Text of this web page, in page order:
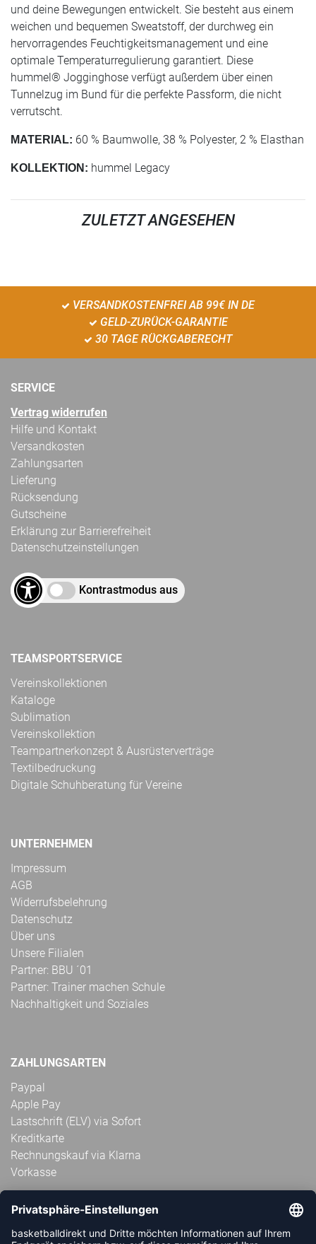
und deine Bewegungen entwickelt. Sie besteht aus einem
weichen und bequemen Sweatstoff, der durchweg ein
hervorragendes Feuchtigkeitsmanagement und eine
optimale Temperaturregulierung garantiert. Diese
hummel® Jogginghose verfügt außerdem über einen
Tunnelzug im Bund für die perfekte Passform, die nicht
verrutscht.
MATERIAL: 60 % Baumwolle, 38 % Polyester, 2 % Elasthan
KOLLEKTION: hummel Legacy
ZULETZT ANGESEHEN
VERSANDKOSTENFREI AB 99€ IN DE
GELD-ZURÜCK-GARANTIE
30 TAGE RÜCKGABERECHT
SERVICE
Vertrag widerrufen
Hilfe und Kontakt
Versandkosten
Zahlungsarten
Lieferung
Rücksendung
Gutscheine
Erklärung zur Barrierefreiheit
Datenschutzeinstellungen
Kontrastmodus aus
TEAMSPORTSERVICE
Vereinskollektionen
Kataloge
Sublimation
Vereinskollektion
Teampartnerkonzept & Ausrüsterverträge
Textilbedruckung
Digitale Schuhberatung für Vereine
UNTERNEHMEN
Impressum
AGB
Widerrufsbelehrung
Datenschutz
Über uns
Unsere Filialen
Partner: BBU ´01
Partner: Trainer machen Schule
Nachhaltigkeit und Soziales
ZAHLUNGSARTEN
Paypal
Apple Pay
Lastschrift (ELV) via Sofort
Kreditkarte
Rechnungskauf via Klarna
Vorkasse
ABONNIERE JETZT DEN KOSTENLOSEN
HANDBALLDIREKT-NEWSLETTER UND VERPASSE KEINE